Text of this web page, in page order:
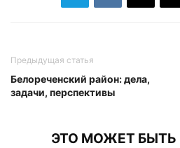
Предыдущая статья
Белореченский район: дела,
задачи, перспективы
ЭТО МОЖЕТ БЫТЬ